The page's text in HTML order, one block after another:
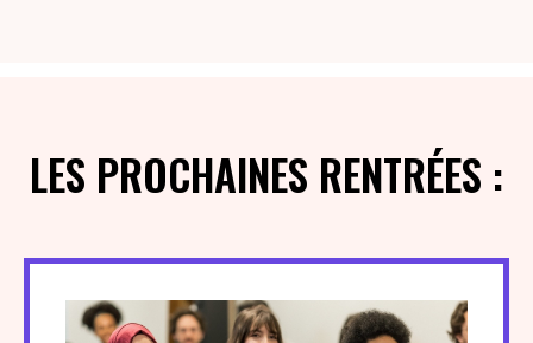
LES PROCHAINES RENTRÉES :